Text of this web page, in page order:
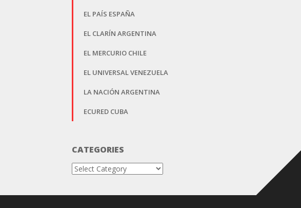
EL PAÍS ESPAÑA
EL CLARÍN ARGENTINA
EL MERCURIO CHILE
EL UNIVERSAL VENEZUELA
LA NACIÓN ARGENTINA
ECURED CUBA
CATEGORIES
Categories